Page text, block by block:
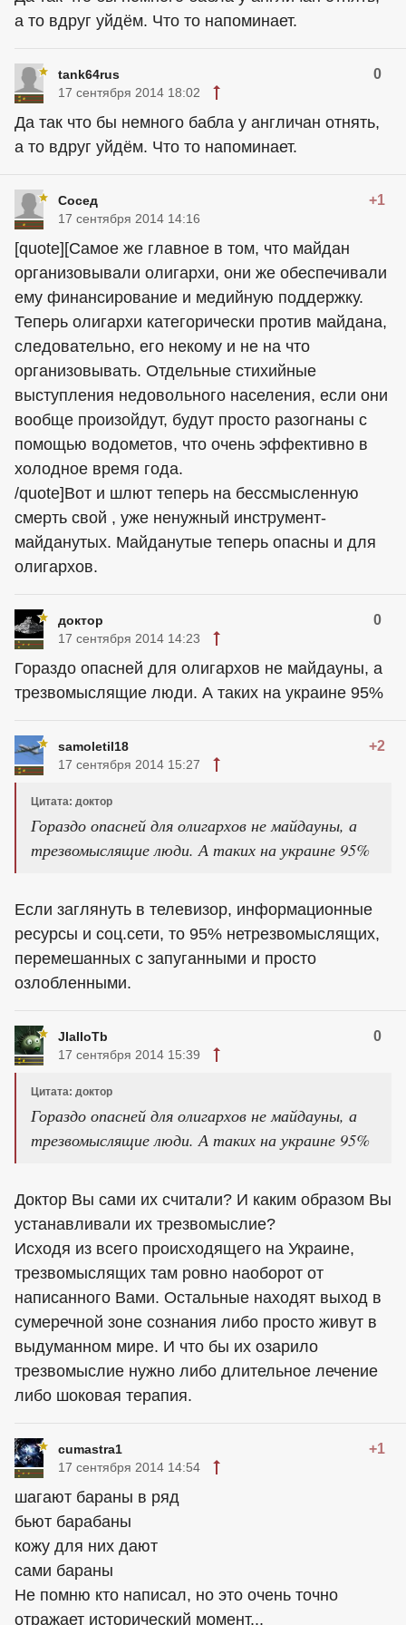
а то вдруг уйдём. Что то напоминает.
tank64rus 0
17 сентября 2014 18:02
Да так что бы немного бабла у англичан отнять,
а то вдруг уйдём. Что то напоминает.
Сосед +1
17 сентября 2014 14:16
[quote][Самое же главное в том, что майдан
организовывали олигархи, они же обеспечивали
ему финансирование и медийную поддержку.
Теперь олигархи категорически против майдана,
следовательно, его некому и не на что
организовывать. Отдельные стихийные
выступления недовольного населения, если они
вообще произойдут, будут просто разогнаны с
помощью водометов, что очень эффективно в
холодное время года.
/quote]Вот и шлют теперь на бессмысленную
смерть свой , уже ненужный инструмент-
майданутых. Майданутые теперь опасны и для
олигархов.
доктор 0
17 сентября 2014 14:23
Гораздо опасней для олигархов не майдауны, а
трезвомыслящие люди. А таких на украине 95%
samoletil18 +2
17 сентября 2014 15:27
Цитата: доктор
Гораздо опасней для олигархов не майдауны, а
трезвомыслящие люди. А таких на украине 95%
Если заглянуть в телевизор, информационные
ресурсы и соц.сети, то 95% нетрезвомыслящих,
перемешанных с запуганными и просто
озлобленными.
JIaIIoTb 0
17 сентября 2014 15:39
Цитата: доктор
Гораздо опасней для олигархов не майдауны, а
трезвомыслящие люди. А таких на украине 95%
Доктор Вы сами их считали? И каким образом Вы
устанавливали их трезвомыслие?
Исходя из всего происходящего на Украине,
трезвомыслящих там ровно наоборот от
написанного Вами. Остальные находят выход в
сумеречной зоне сознания либо просто живут в
выдуманном мире. И что бы их озарило
трезвомыслие нужно либо длительное лечение
либо шоковая терапия.
cumastra1 +1
17 сентября 2014 14:54
шагают бараны в ряд
бьют барабаны
кожу для них дают
сами бараны
Не помню кто написал, но это очень точно
отражает исторический момент...